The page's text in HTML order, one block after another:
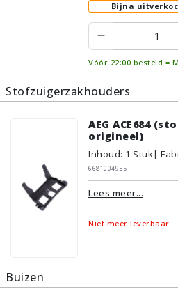
Bijna
Vóór 22:00 besteld =
Stofzuigerzakhouders
AEG ACE684
origineel)
Inhoud: 1 Stuk|
6681004955
Lees meer...
Niet meer leverbaar
Buizen